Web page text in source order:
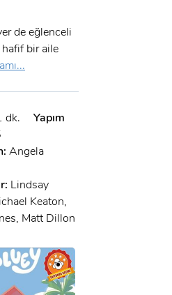
de eğlenceli
bir aile
dk.
Yapım
Angela
Lindsay
Keaton,
Matt Dillon